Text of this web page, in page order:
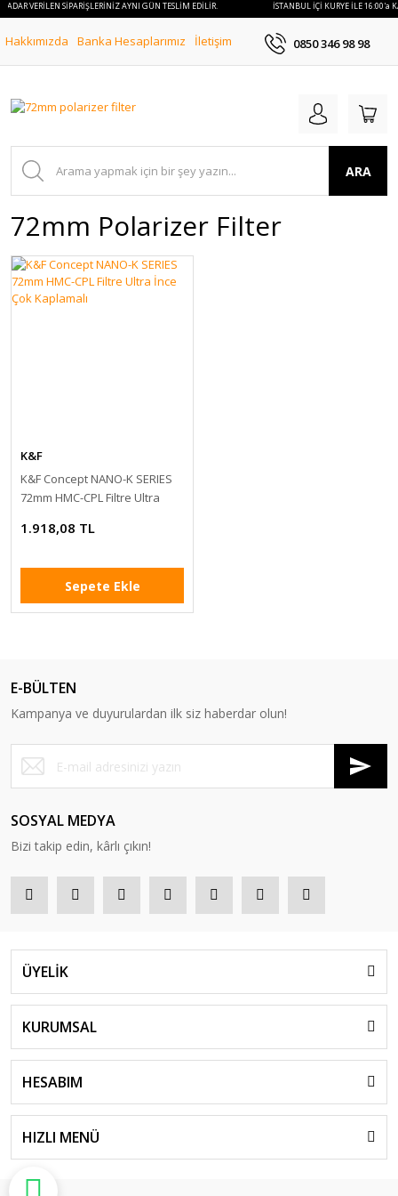
VERİLEN SİPARİŞLERİNİZ AYNI GÜN TESLİM EDİLİR. İSTANBUL İÇİ KURYE İLE 16:00'a
Hakkımızda Banka Hesaplarımız İletişim 0850 346 98 98
ARA
72mm Polarizer Filter
K&F
K&F Concept NANO-K SERIES
72mm HMC-CPL Filtre Ultra
1.918,08 TL
Sepete Ekle
E-BÜLTEN
Kampanya ve duyurulardan ilk siz haberdar olun!
SOSYAL MEDYA
Bizi takip edin, kârlı çıkın!
ÜYELİK
KURUMSAL
HESABIM
HIZLI MENÜ